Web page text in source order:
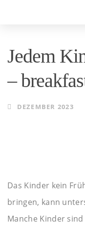
links
navigation
content
Jedem
–
DEZEMBER 2023
Das Kinder kein
bringen, kann
Manche Kinder